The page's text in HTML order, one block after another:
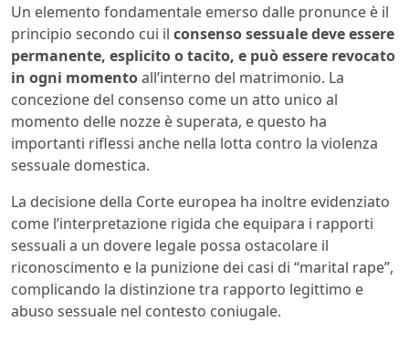
Un elemento fondamentale emerso dalle pronunce è il
principio secondo cui il consenso sessuale deve essere
permanente, esplicito o tacito, e può essere revocato
in ogni momentoall’interno del matrimonio. La
concezione del consenso come un atto unico al
momento delle nozze è superata, e questo ha
importanti riflessi anche nella lotta contro la violenza
sessuale domestica.
La decisione della Corte europea ha inoltre evidenziato
come l’interpretazione rigida che equipara i rapporti
sessuali a un dovere legale possa ostacolare il
riconoscimento e la punizione dei casi di “marital rape”,
complicando la distinzione tra rapporto legittimo e
abuso sessuale nel contesto coniugale.